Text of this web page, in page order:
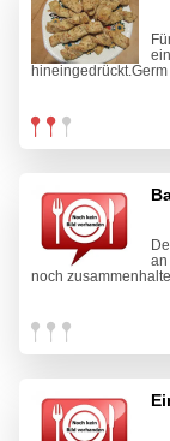
an
noch